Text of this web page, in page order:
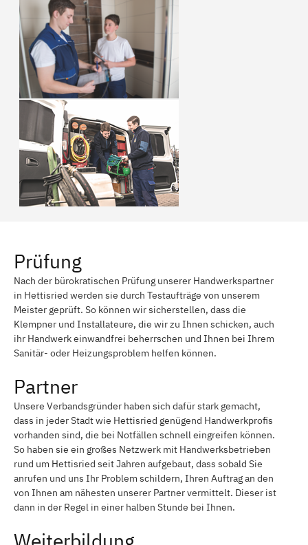
Prüfung
Nach der bürokratischen Prüfung unserer Handwerkspartner
in Hettisried werden sie durch Testaufträge von unserem
Meister geprüft. So können wir sicherstellen, dass die
Klempner und Installateure, die wir zu Ihnen schicken, auch
ihr Handwerk einwandfrei beherrschen und Ihnen bei Ihrem
Sanitär- oder Heizungsproblem helfen können.
Partner
Unsere Verbandsgründer haben sich dafür stark gemacht,
dass in jeder Stadt wie Hettisried genügend Handwerkprofis
vorhanden sind, die bei Notfällen schnell eingreifen können.
So haben sie ein großes Netzwerk mit Handwerksbetrieben
rund um Hettisried seit Jahren aufgebaut, dass sobald Sie
anrufen und uns Ihr Problem schildern, Ihren Auftrag an den
von Ihnen am nähesten unserer Partner vermittelt. Dieser ist
dann in der Regel in einer halben Stunde bei Ihnen.